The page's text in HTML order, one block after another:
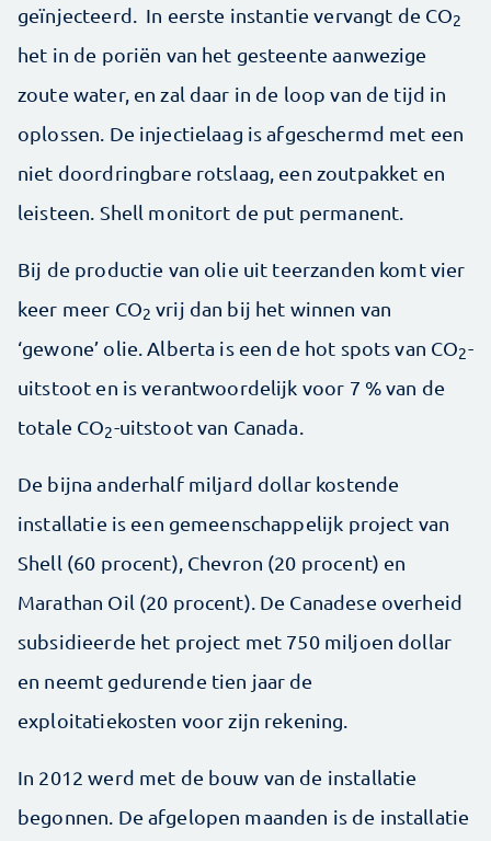
geïnjecteerd. In eerste instantie vervangt de CO2
het in de poriën van het gesteente aanwezige
zoute water, en zal daar in de loop van de tijd in
oplossen. De injectielaag is afgeschermd met een
niet doordringbare rotslaag, een zoutpakket en
leisteen. Shell monitort de put permanent.
Bij de productie van olie uit teerzanden komt vier
keer meer CO2 vrij dan bij het winnen van
‘gewone’ olie. Alberta is een de hot spots van CO2-
uitstoot en is verantwoordelijk voor 7 % van de
totale CO2-uitstoot van Canada.
De bijna anderhalf miljard dollar kostende
installatie is een gemeenschappelijk project van
Shell (60 procent), Chevron (20 procent) en
Marathan Oil (20 procent). De Canadese overheid
subsidieerde het project met 750 miljoen dollar
en neemt gedurende tien jaar de
exploitatiekosten voor zijn rekening.
In 2012 werd met de bouw van de installatie
begonnen. De afgelopen maanden is de installatie